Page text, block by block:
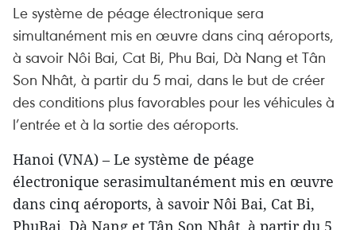
Le système de péage électronique sera
simultanément mis en œuvre dans cinq aéroports,
à savoir Nôi Bai, Cat Bi, Phu Bai, Dà Nang et Tân
Son Nhât, à partir du 5 mai, dans le but de créer
des conditions plus favorables pour les véhicules à
l’entrée et à la sortie des aéroports.
Hanoi (VNA) – Le système de péage
électronique serasimultanément mis en œuvre
dans cinq aéroports, à savoir Nôi Bai, Cat Bi,
PhuBai, Dà Nang et Tân Son Nhât, à partir du 5